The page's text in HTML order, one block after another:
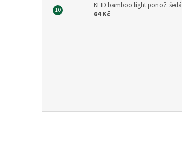
KEID bamboo light ponož. šedá
64 Kč